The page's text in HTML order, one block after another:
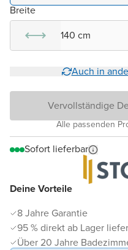
Deine Vorteile
8 Jahre Garantie
95 % direkt ab Lager
Über 20 Jahre
Breite
140 cm
Auch in
Vervollständige
Alle passenden
Sofort lieferbar